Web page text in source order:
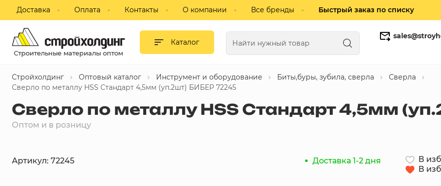
Доставка Оплата Контакты О компании Все бренды Быстрый заказ по списку
Строительные материалы оптом
Каталог
Гипсокартон и листовые
материалы
Сухие смеси
Изоляция
Профиль, комплектующие для
Газобетонные блоки Кирпич
Стройхолдинг Оптовый каталог Инструмент и оборудование Биты,буры, зубила, сверла
Сверла
Сверло по металлу HSS Стандарт 4,5мм (уп.2шт) БИБЕР 72245
Сверло по металлу HSS Стандарт 4,5мм
Оптом и в розницу
Артикул: 72245 Доставка 1-2 дня
В
В